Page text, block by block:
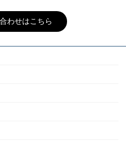
わせはこちら